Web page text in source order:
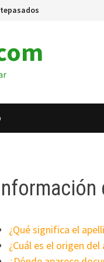
¿Qué significa el
¿Cuál es el origen